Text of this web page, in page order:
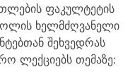
ფაკულტეტის
ხელმძღვანელი
შეხვედრას
ლექციებს თემაზე: